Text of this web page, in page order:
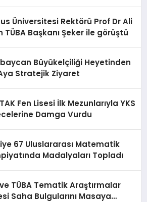
Üniversitesi Rektörü Prof Dr Ali
TÜBA Başkanı Şeker ile görüştü
Büyükelçiliği Heyetinden
Stratejik Ziyaret
Fen Lisesi İlk Mezunlarıyla YKS
Damga Vurdu
67 Uluslararası Matematik
Madalyaları Topladı
ve TÜBA Tematik Araştırmalar
Saha Bulgularını Masaya